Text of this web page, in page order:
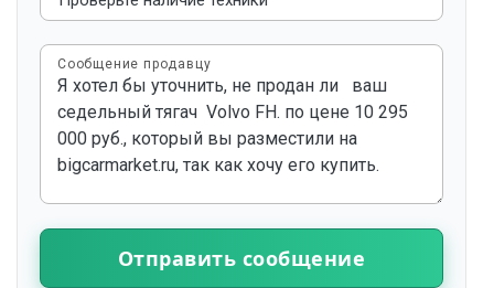
Сообщение продавцу
Отправить сообщение